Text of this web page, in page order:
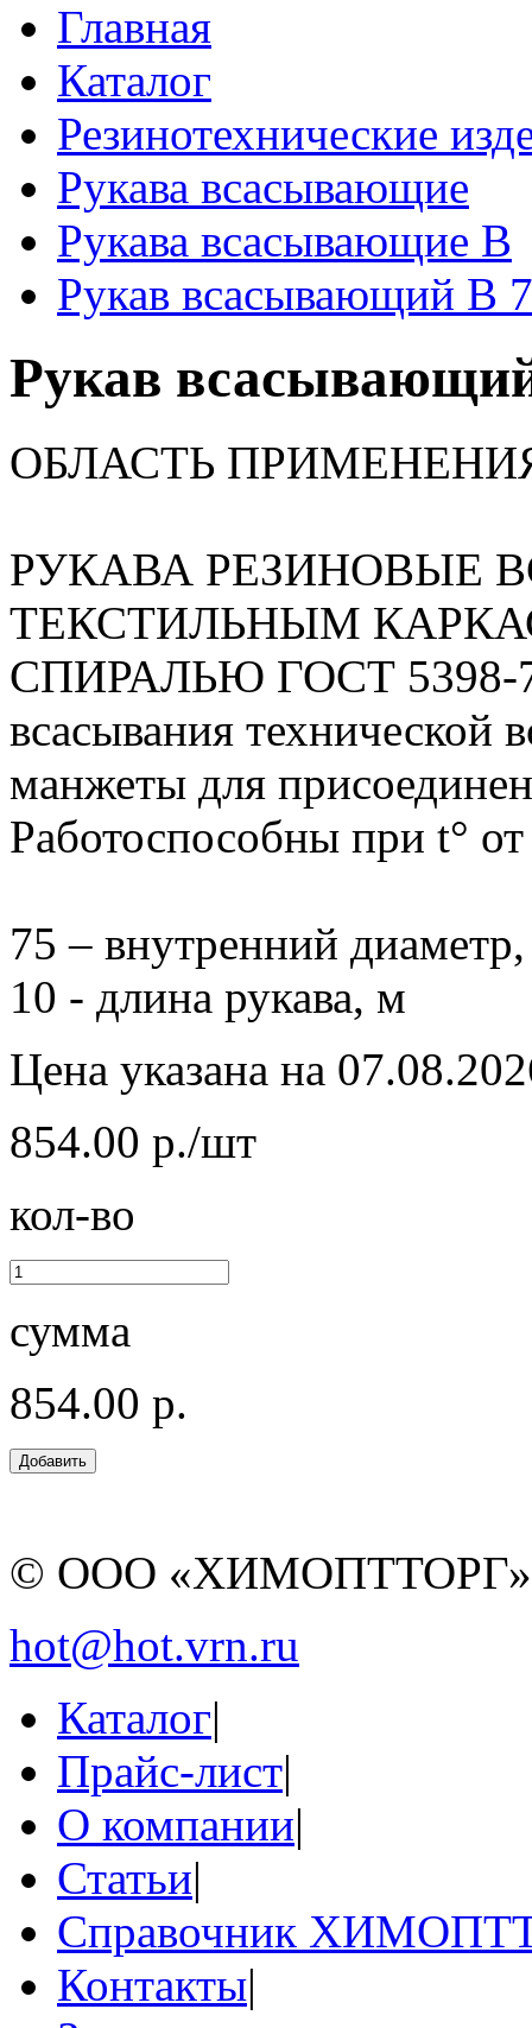
Главная
Каталог
Резинотехнические
Рукава всасывающие
Рукава всасывающие В
Рукав всасывающий В
Рукав
ОБЛАСТЬ
РУКАВА РЕЗИНОВЫЕ
ТЕКСТИЛЬНЫМ
СПИРАЛЬЮ ГОСТ 5398-
всасывания
манжеты для
Работоспособны при t°
75 – внутренний
10 - длина рукава, м
Цена указана на
854.00 р./шт
кол-во
сумма
854.00 р.
© ООО
hot@hot.vrn.ru
Каталог|
Прайс-лист|
О компании|
Статьи|
Справочник
Контакты|